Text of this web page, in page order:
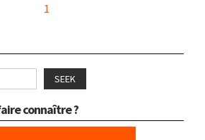
1
SEEK
connaître ?